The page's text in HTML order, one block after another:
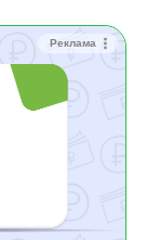
Реклама